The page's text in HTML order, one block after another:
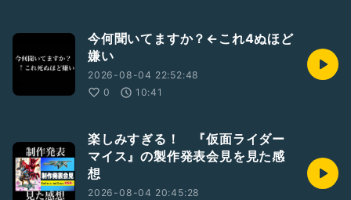
今何聞いてますか？←これ4ぬほど
嫌い
2026-08-04 22:52:48
0
10:41
楽しみすぎる！ 『仮面ライダー
マイス』の製作発表会見を見た感
想
2026-08-04 20:45:28